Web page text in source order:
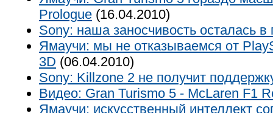
Prologue (16.04.2010)
Sony: наша заносчивость осталась
Ямаучи: мы не отказываемся от
3D (06.04.2010)
Sony: Killzone 2 не получит
Видео: Gran Turismo 5 - McLaren F1
Ямаучи: искусственный интеллект